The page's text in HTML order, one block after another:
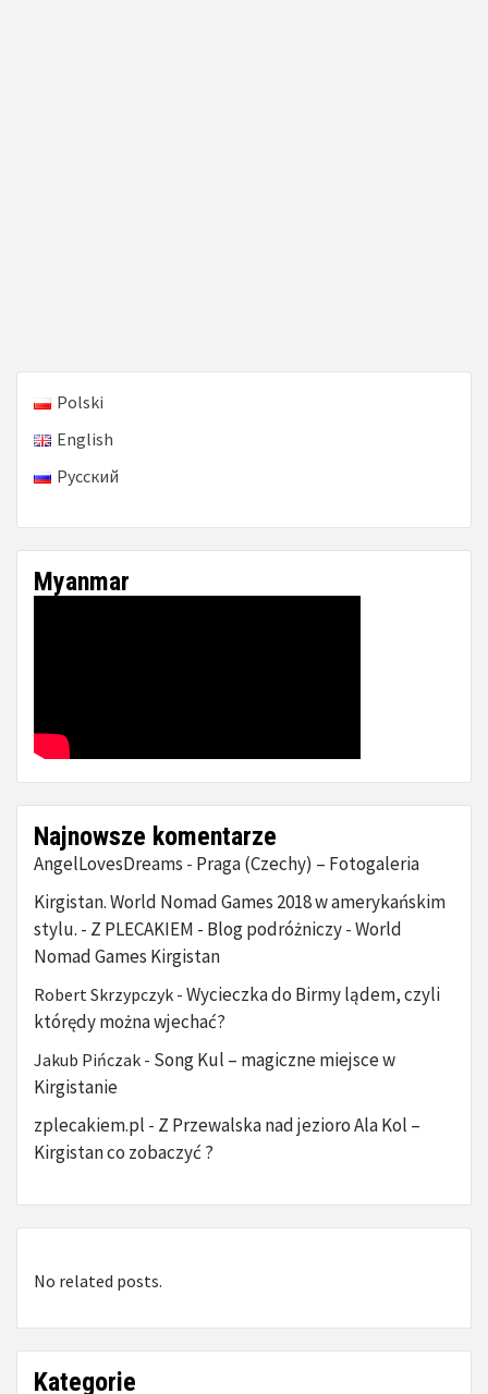
Polski
English
Русский
Myanmar
Najnowsze komentarze
AngelLovesDreams - Praga (Czechy) – Fotogaleria
Kirgistan. World Nomad Games 2018 w amerykańskim
stylu. - Z PLECAKIEM - Blog podróżniczy - World
Nomad Games Kirgistan
Robert Skrzypczyk - Wycieczka do Birmy lądem, czyli
którędy można wjechać?
Jakub Pińczak - Song Kul – magiczne miejsce w
Kirgistanie
zplecakiem.pl - Z Przewalska nad jezioro Ala Kol –
Kirgistan co zobaczyć ?
No related posts.
Kategorie